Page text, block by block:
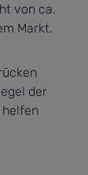
von ca.
Markt.
der
helfen